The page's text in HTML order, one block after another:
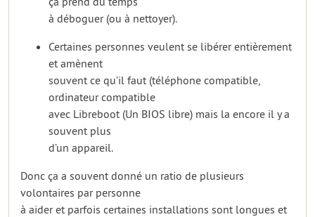
à déboguer (ou à nettoyer).
Certaines personnes veulent se libérer entièrement
et amènent
souvent ce qu’il faut (téléphone compatible,
ordinateur compatible
avec Libreboot (Un BIOS libre) mais la encore il y a
souvent plus
d’un appareil.
Donc ça a souvent donné un ratio de plusieurs
volontaires par personne
à aider et parfois certaines installations sont longues et